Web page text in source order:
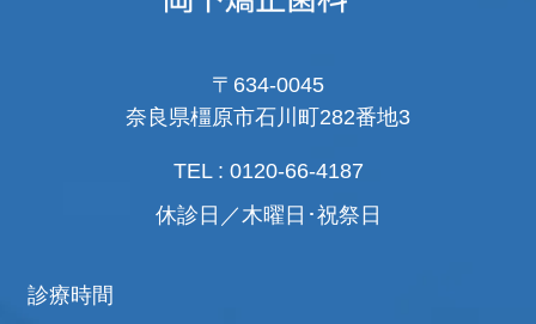
〒634-0045
奈良県橿原市石川町282番地3
TEL : 0120-66-4187
休診日／木曜日･祝祭日
診療時間